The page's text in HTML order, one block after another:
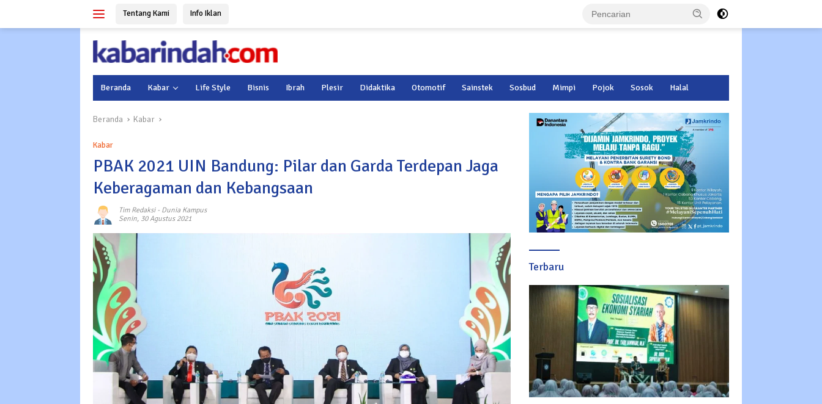
Tentang Kami Info Iklan
Beranda Kabar Life Style Bisnis Ibrah Plesir Didaktika Otomotif Sainstek Sosbud Mimpi Pojok Sosok Halal
Beranda Kabar
Kabar
PBAK 2021 UIN Bandung: Pilar dan Garda Terdepan Jaga
Keberagaman dan Kebangsaan
Tim Redaksi- Dunia Kampus
Senin, 30 Agustus 2021
Terbaru